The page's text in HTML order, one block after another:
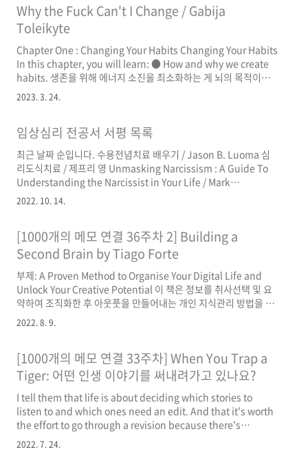
결론도 중요하지만 주제가 선행해야 함. 가령, 이 글은 '말을 명료하
게 하는 법을 설명한다’는 식으로 주제를 알림. 또한 저자에 따르면
결론을 한 번 더 반복하면서 말이나 글을 끝내는 것이 중요함. 일반
적으로 독자의 주의지속 시간이 짧을 뿐만 아니라 모바일에서 스크
롤하며 대충 읽는 경향을 고려하더라도 결론을..
Why the Fuck Can't I Change / Gabija
Toleikyte
Chapter One : Changing Your Habits Changing Your Habits
In this chapter, you will learn: ● How and why we create
habits. 생존을 위해 에너지 소진을 최소화하는 게 뇌의 목적이며,
습관은 이러한 목적을 위한 행동 적응 양상이다. ● Why it is
difficult for us to get rid of bad habits. 우리의 기본적인 욕구
충족시키는) 그대로 두고 보상을 얻을 수 있는 보다 건강한 대안 행
cue and the same rewards, ..
2023. 3. 24.
임상심리 전공서 서평 목록
최근 날짜 순입니다. 수용전념치료 배우기 / Jason B. Luoma 심
리도식치료 / 제프리 영 Unmasking Narcissism : A Guide To
Understanding the Narcissist in Your Life / Mark
Ettensohn Psychodynamic Therapy : A Guide to Evidence-
Based Practice / Richard F. Summers, Jacques P. Barber
Practice / Allan Frankland Why People Die by Suicide /
Thomas Joiner 자살 심리치료의 실제 / Paul G. Quinnett..
2022. 10. 14.
[1000개의 메모 연결 36주차 2] Building a
Second Brain by Tiago Forte
부제: A Proven Method to Organise Your Digital Life and
Unlock Your Creative Potential 이 책은 정보를 취사선택 및 요
약하여 조직화한 후 아웃풋을 만들어내는 개인 지식관리 방법을 논
합니다. 취사선택 하루에도 수많은 정보를 접하게 됩니다. 그 중 어
떤 정보를 택하고 어떤 정보를 무시해야 할까요. 저자는 네 가지 기
든 일단 저장하라는 것으로 이해했습니다. 저장된 정보 중 필요 없
는 것은 주기적 리뷰 과정에서 지우면 되니까요. 저장할 때 핵심은
미래의 내가 이 정보를 다시 볼 때 가치 있다고 여길지 한 번 더 생각
해 보고, 가치 있게 여길 것이라는 확신이 든다면 이해하기 쉽게 요
점만..
2022. 8. 9.
[1000개의 메모 연결 33주차] When You Trap a
Tiger: 어떤 인생 이야기를 써내려가고 있나요?
I tell them that life is about deciding which stories to
listen to and which ones need an edit. And that it's worth
the effort to go through a revision because there's
nothing more important to the quality of our lives than
2022. 7. 24.